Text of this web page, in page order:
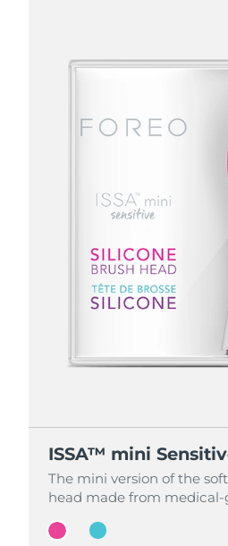
ISSA™ mini
The mini version of the
head made from medical-
ISSA™ mini
The mini version of the
head made from medical-